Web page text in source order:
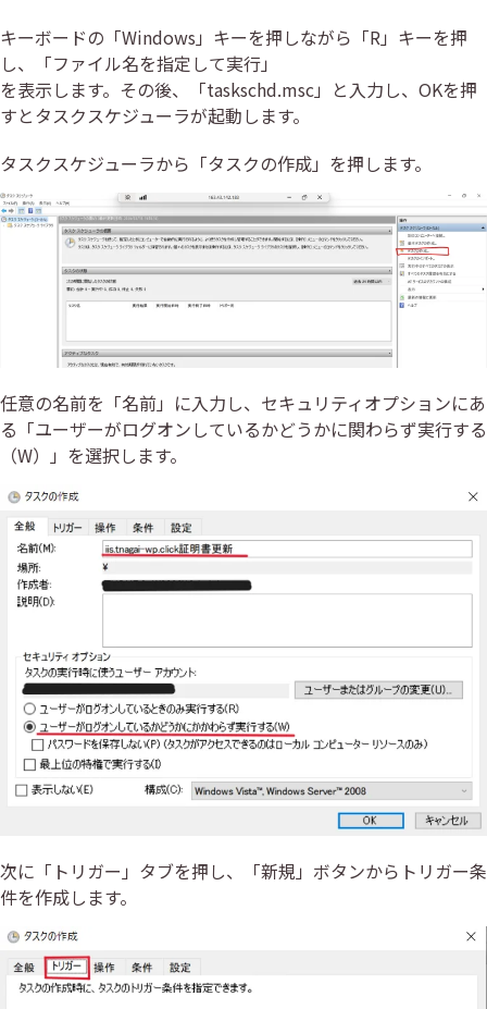
キーボードの「Windows」キーを押しながら「R」キーを押
し、「ファイル名を指定して実⾏」
を表⽰します。その後、「taskschd.msc」と入力し、OKを押
すとタスクスケジューラが起動します。
タスクスケジューラから「タスクの作成」を押します。
任意の名前を「名前」に入力し、セキュリティオプションにあ
る「ユーザーがログオンしているかどうかに関わらず実⾏する
（W）」を選択します。
次に「トリガー」タブを押し、「新規」ボタンからトリガー条
件を作成します。